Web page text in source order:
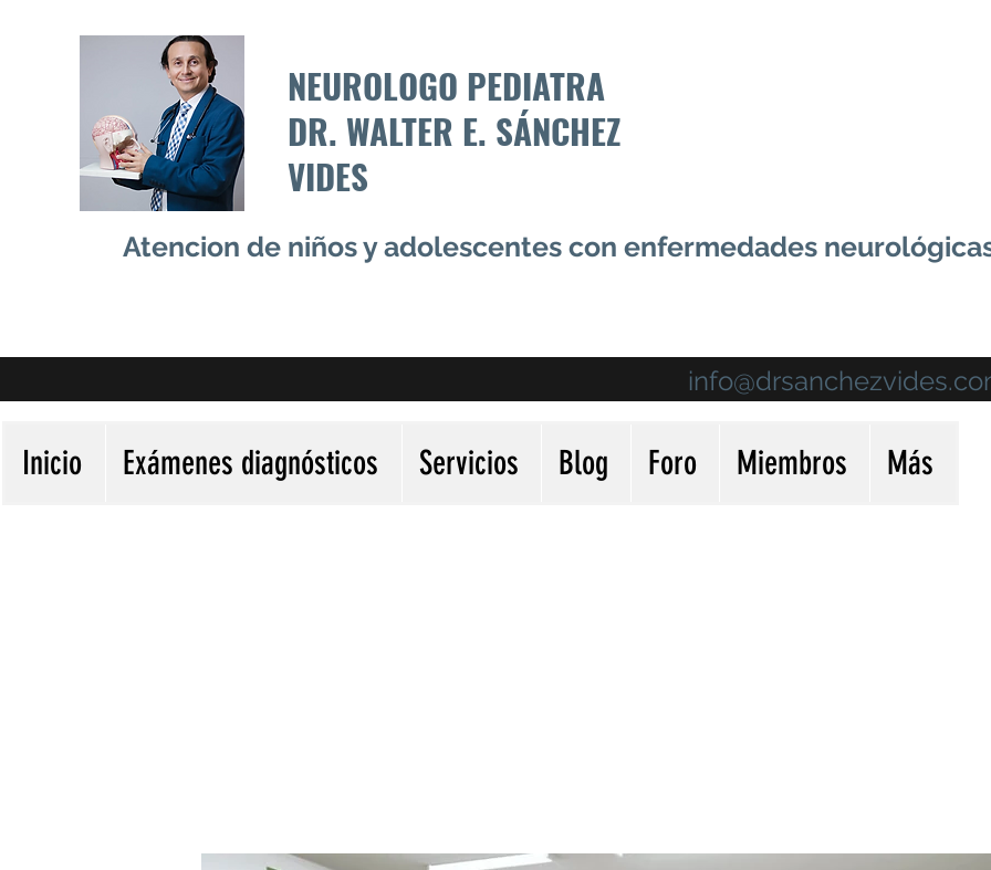
NEUROLOGO PEDIATRA
DR. WALTER E. SÁNCHEZ
VIDES
Atencion de niños y adolescentes con enfermedades
Inicio Exámenes diagnósticos Servicios Blog Foro Miembros Más